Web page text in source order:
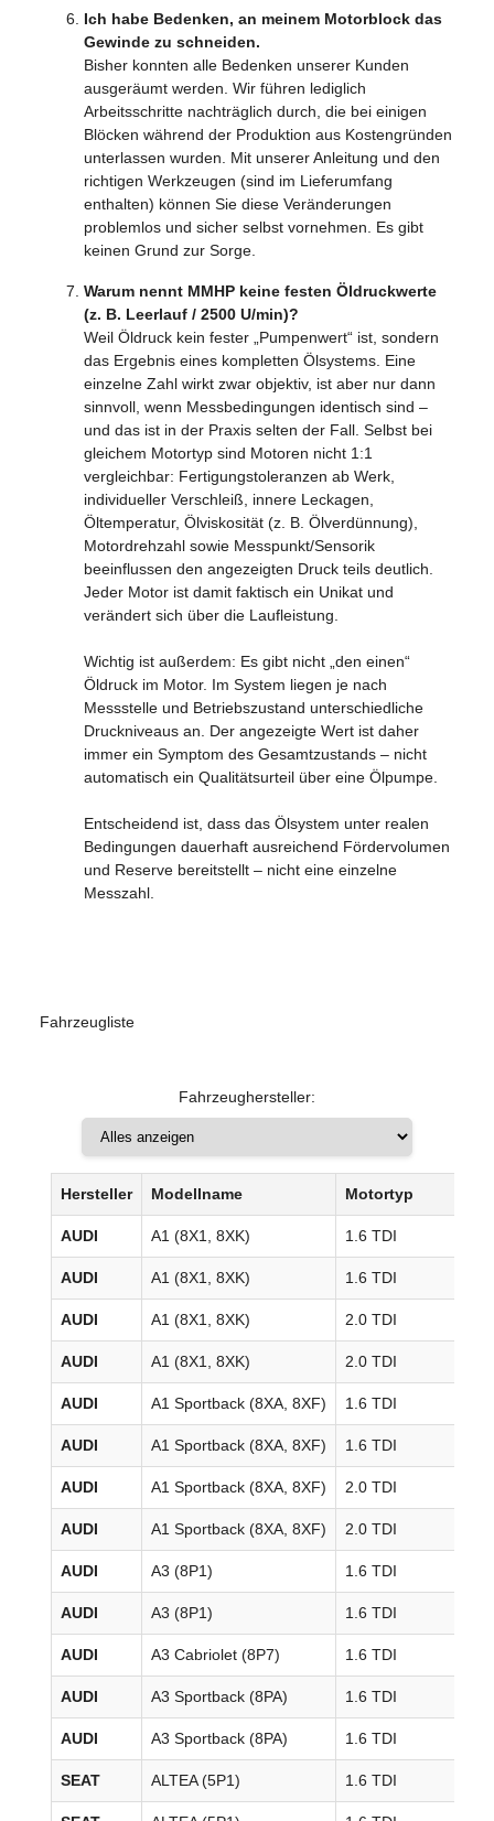
Ich habe Bedenken, an meinem Motorblock das
Gewinde zu schneiden.
Bisher konnten alle Bedenken unserer Kunden
ausgeräumt werden. Wir führen lediglich
Arbeitsschritte nachträglich durch, die bei einigen
Blöcken während der Produktion aus Kostengründen
unterlassen wurden. Mit unserer Anleitung und den
richtigen Werkzeugen (sind im Lieferumfang
enthalten) können Sie diese Veränderungen
problemlos und sicher selbst vornehmen. Es gibt
keinen Grund zur Sorge.
Warum nennt MMHP keine festen Öldruckwerte
(z. B. Leerlauf / 2500 U/min)?
Weil Öldruck kein fester „Pumpenwert“ ist, sondern
das Ergebnis eines kompletten Ölsystems. Eine
einzelne Zahl wirkt zwar objektiv, ist aber nur dann
sinnvoll, wenn Messbedingungen identisch sind –
und das ist in der Praxis selten der Fall. Selbst bei
gleichem Motortyp sind Motoren nicht 1:1
vergleichbar: Fertigungstoleranzen ab Werk,
individueller Verschleiß, innere Leckagen,
Öltemperatur, Ölviskosität (z. B. Ölverdünnung),
Motordrehzahl sowie Messpunkt/Sensorik
beeinflussen den angezeigten Druck teils deutlich.
Jeder Motor ist damit faktisch ein Unikat und
verändert sich über die Laufleistung.
Wichtig ist außerdem: Es gibt nicht „den einen“
Öldruck im Motor. Im System liegen je nach
Messstelle und Betriebszustand unterschiedliche
Druckniveaus an. Der angezeigte Wert ist daher
immer ein Symptom des Gesamtzustands – nicht
automatisch ein Qualitätsurteil über eine Ölpumpe.
Entscheidend ist, dass das Ölsystem unter realen
Bedingungen dauerhaft ausreichend Fördervolumen
und Reserve bereitstellt – nicht eine einzelne
Messzahl.
Fahrzeugliste
Fahrzeughersteller:
Hersteller Modellname Motortyp
AUDI A1 (8X1, 8XK) 1.6 TDI
AUDI A1 (8X1, 8XK) 1.6 TDI
AUDI A1 (8X1, 8XK) 2.0 TDI
AUDI A1 (8X1, 8XK) 2.0 TDI
AUDI A1 Sportback (8XA, 8XF) 1.6 TDI
AUDI A1 Sportback (8XA, 8XF) 1.6 TDI
AUDI A1 Sportback (8XA, 8XF) 2.0 TDI
AUDI A1 Sportback (8XA, 8XF) 2.0 TDI
AUDI A3 (8P1) 1.6 TDI
AUDI A3 (8P1) 1.6 TDI
AUDI A3 Cabriolet (8P7) 1.6 TDI
AUDI A3 Sportback (8PA) 1.6 TDI
AUDI A3 Sportback (8PA) 1.6 TDI
SEAT ALTEA (5P1) 1.6 TDI